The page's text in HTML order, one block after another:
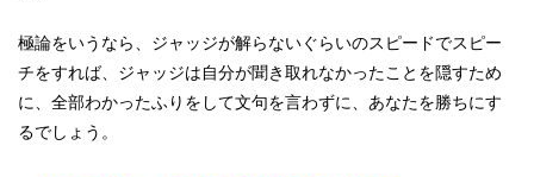
極論をいうなら、ジャッジが解らないぐらいのスピードでスピー
チをすれば、ジャッジは自分が聞き取れなかったことを隠すため
に、全部わかったふりをして文句を言わずに、あなたを勝ちにす
るでしょう。